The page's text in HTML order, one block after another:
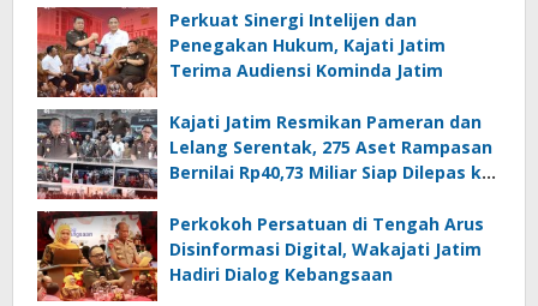
Perkuat Sinergi Intelijen dan
Penegakan Hukum, Kajati Jatim
Terima Audiensi Kominda Jatim
Kajati Jatim Resmikan Pameran dan
Lelang Serentak, 275 Aset Rampasan
Bernilai Rp40,73 Miliar Siap Dilepas ke
Perkokoh Persatuan di Tengah Arus
Disinformasi Digital, Wakajati Jatim
Hadiri Dialog Kebangsaan